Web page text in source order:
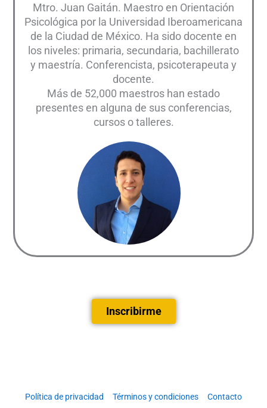
Mtro. Juan Gaitán. Maestro en Orientación
Psicológica por la Universidad Iberoamericana
de la Ciudad de México. Ha sido docente en
los niveles: primaria, secundaria, bachillerato
y maestría. Conferencista, psicoterapeuta y
docente.
Más de 52,000 maestros han estado
presentes en alguna de sus conferencias,
cursos o talleres.
Inscribirme
Política de privacidad Términos y condiciones Contacto